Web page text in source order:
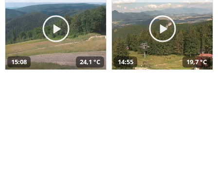
15:08 24,1 °C 14:55 19,7 °C